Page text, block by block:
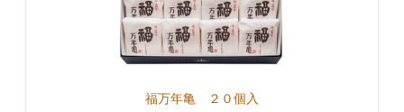
福万年亀 ２０個入